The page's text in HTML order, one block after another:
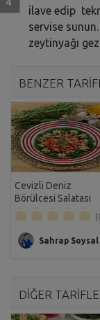
ilave edip
servise
zeytinyağı
BENZER
Cevizli Deniz
Börülcesi Salatası
Tarifi
Sahrap Soysal
DİĞER